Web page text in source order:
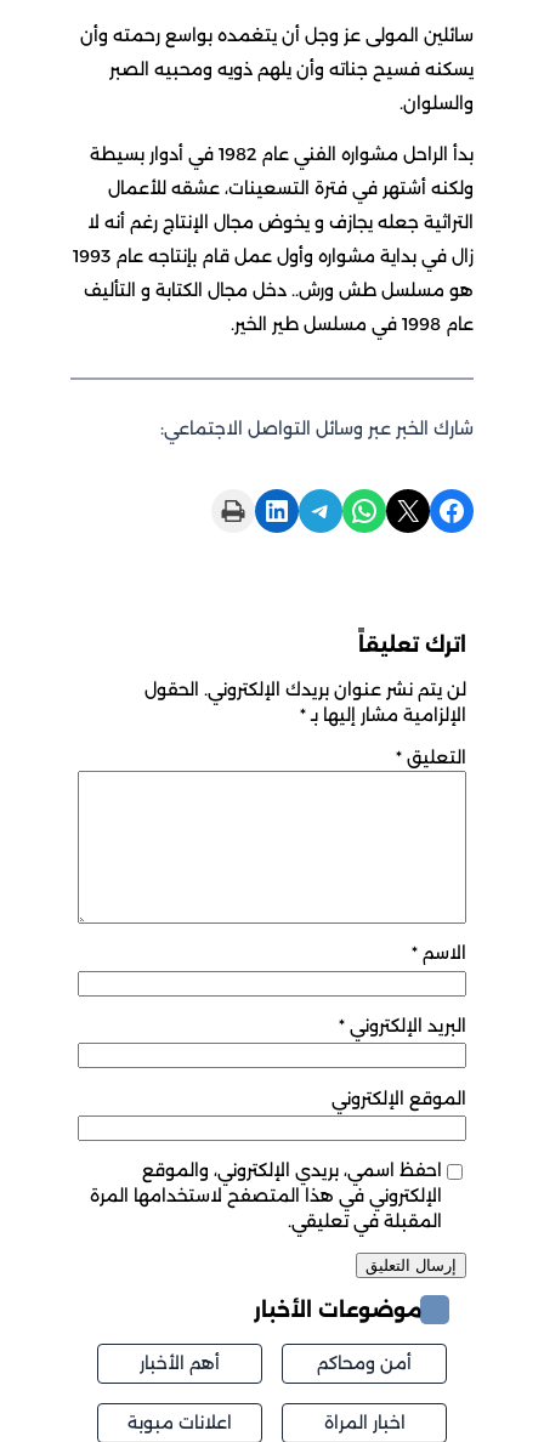
سائلين المولى عز وجل أن يتغمده بواسع رحمته وأن
يسكنه فسيح جناته وأن يلهم ذويه ومحبيه الصبر
والسلوان.
بدأ الراحل مشواره الفني عام 1982 في أدوار بسيطة
ولكنه أشتهر في فترة التسعينات، عشقه للأعمال
التراثية جعله يجازف و يخوض مجال الإنتاج رغم أنه لا
زال في بداية مشواره وأول عمل قام بإنتاجه عام 1993
هو مسلسل طش ورش.. دخل مجال الكتابة و التأليف
عام 1998 في مسلسل طير الخير.
شارك الخبر عبر وسائل التواصل الاجتماعي:
Share on Facebook
Share on X
Share on WhatsApp
Share on Telegram
Share on LinkedIn
Print this Page
اترك تعليقاً
لن يتم نشر عنوان بريدك الإلكتروني. الحقول
الإلزامية مشار إليها بـ*
التعليق *
الاسم *
البريد الإلكتروني *
الموقع الإلكتروني
احفظ اسمي، بريدي الإلكتروني، والموقع
الإلكتروني في هذا المتصفح لاستخدامها المرة
المقبلة في تعليقي.
موضوعات الأخبار
أمن ومحاكم أهم الأخبار
اخبار المراة اعلانات مبوبة